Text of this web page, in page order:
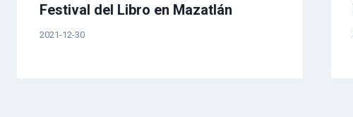
Festival del Libro en Mazatlán
2021-12-30